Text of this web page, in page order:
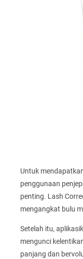
Untuk
penggunaan
penting. Lash
mengangkat bulu
Setelah itu,
mengunci
panjang dan